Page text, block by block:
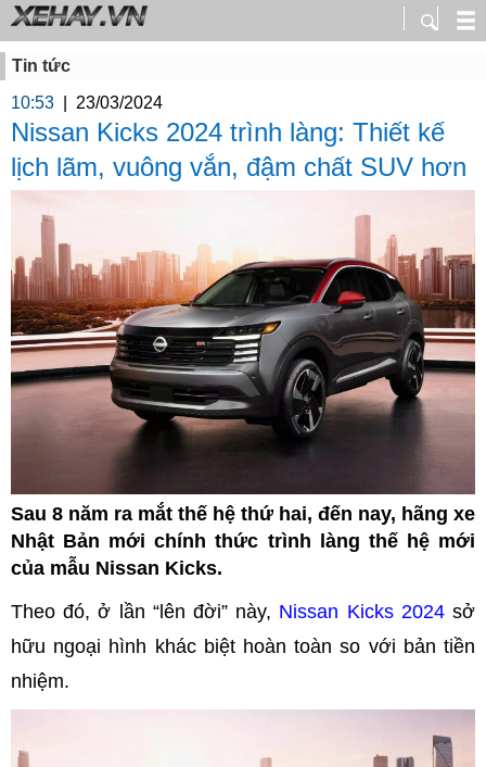
Tin tức
10:53
23/03/2024
Nissan Kicks 2024 trình làng: Thiết kế
lịch lãm, vuông vắn, đậm chất SUV hơn
Sau 8 năm ra mắt thế hệ thứ hai, đến nay, hãng xe
Nhật Bản mới chính thức trình làng thế hệ mới
của mẫu Nissan Kicks.
Theo đó, ở lần “lên đời” này, Nissan Kicks 2024sở
hữu ngoại hình khác biệt hoàn toàn so với bản tiền
nhiệm.